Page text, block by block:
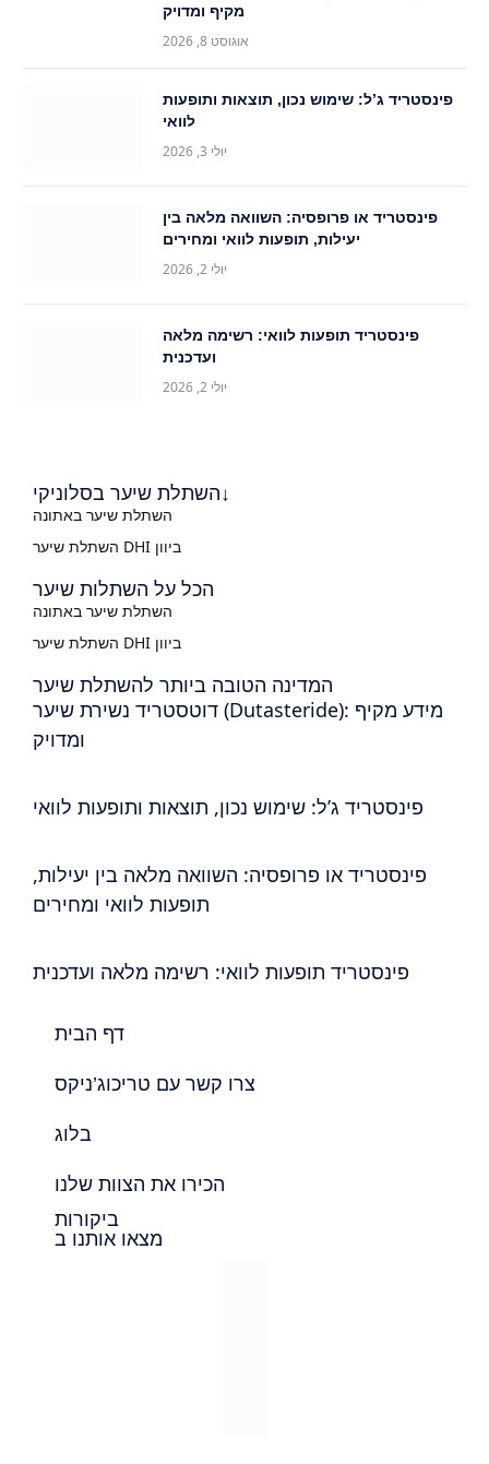
מקיף ומדויק
אוגוסט 8, 2026
פינסטריד ג’ל: שימוש נכון, תוצאות ותופעות
לוואי
יולי 3, 2026
פינסטריד או פרופסיה: השוואה מלאה בין
יעילות, תופעות לוואי ומחירים
יולי 2, 2026
פינסטריד תופעות לוואי: רשימה מלאה
ועדכנית
יולי 2, 2026
השתלת שיער בסלוניקי↓
השתלת שיער באתונה
השתלת שיער DHI ביוון
הכל על השתלות שיער
השתלת שיער באתונה
השתלת שיער DHI ביוון
המדינה הטובה ביותר להשתלת שיער
דוטסטריד נשירת שיער (Dutasteride): מידע מקיף
ומדויק
פינסטריד ג’ל: שימוש נכון, תוצאות ותופעות לוואי
פינסטריד או פרופסיה: השוואה מלאה בין יעילות,
תופעות לוואי ומחירים
פינסטריד תופעות לוואי: רשימה מלאה ועדכנית
דף הבית
צרו קשר עם טריכוג’ניקס
בלוג
הכירו את הצוות שלנו
ביקורות
מצאו אותנו ב